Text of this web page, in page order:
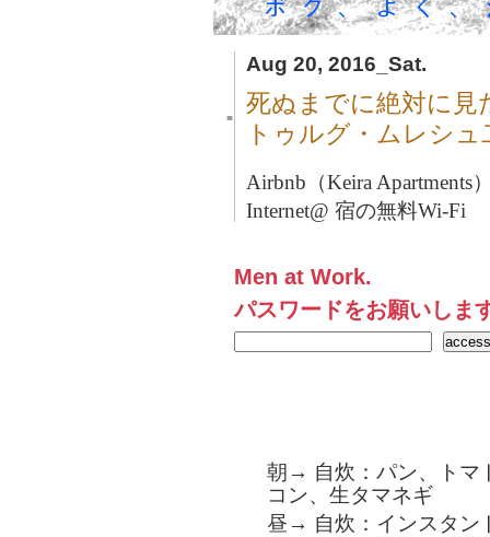
Aug 20, 2016_Sat.
■
死ぬまでに絶対に見
トゥルグ・ムレシ
Airbnb（Keira Apartments
Internet@ 宿の無料Wi-Fi
Men at Work.
パスワードをお願いしま
朝→ 自炊：パン、トマ
コン、生タマネギ
昼→ 自炊：インスタン